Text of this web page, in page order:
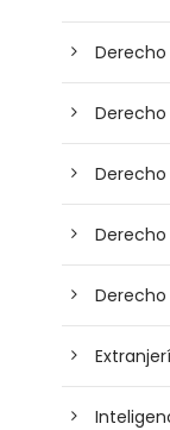
Derecho
Derecho
Derecho